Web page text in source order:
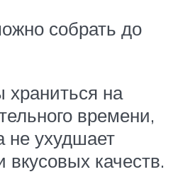
собрать до
на
времени,
не ухудшает
вкусовых качеств.